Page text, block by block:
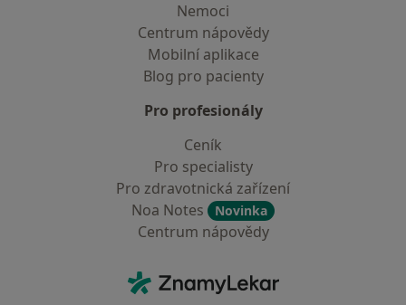
Nemoci
Centrum nápovědy
Mobilní aplikace
Blog pro pacienty
Pro profesionály
Ceník
Pro specialisty
Pro zdravotnická zařízení
Noa Notes
Novinka
Centrum nápovědy
ZnamyLekar - Hlavní stránka